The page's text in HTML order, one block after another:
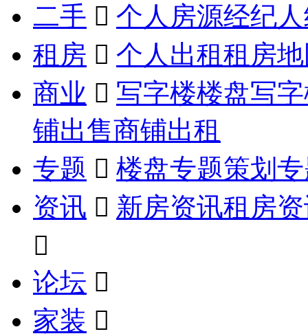
二手  个人房源经纪人
租房  个人出租租房
商业  写字楼楼盘写
铺出售商铺出租
专题  楼盘专题策划
资讯  新房资讯租房

论坛 
家装 